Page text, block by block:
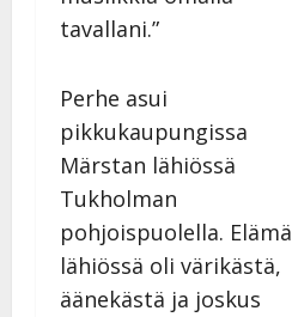
tavallani.”
Perhe asui
pikkukaupungissa
Märstan lähiössä
Tukholman
pohjoispuolella. Elämä
lähiössä oli värikästä,
äänekästä ja joskus